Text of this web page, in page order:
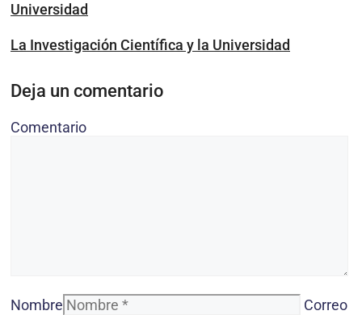
Universidad
La Investigación Científica y la Universidad
Deja un comentario
Comentario
Nombre
Correo